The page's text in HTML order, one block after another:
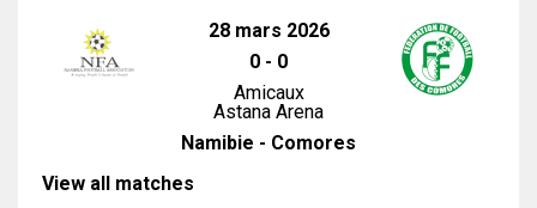
28 mars 2026
0 - 0
Amicaux
Astana Arena
Namibie - Comores
View all matches